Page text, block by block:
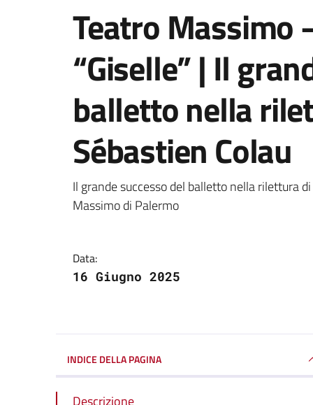
Teatro Massimo
“Giselle” | Il
balletto nella
Sébastien Colau
Dettagli della
Il grande successo del balletto nella rilettura
Massimo di Palermo
Data:
16 Giugno 2025
INDICE DELLA PAGINA
Descrizione